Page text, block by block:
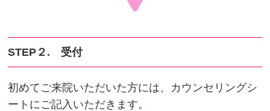
STEP２. 受付
初めてご来院いただいた方には、カウンセリングシ
ートにご記入いただきます。